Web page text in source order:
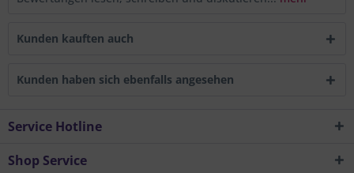
Kunden kauften auch
Kunden haben sich ebenfalls angesehen
Service Hotline
Shop Service